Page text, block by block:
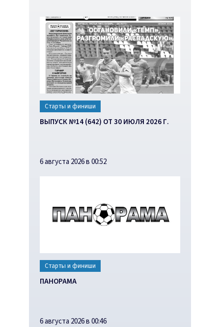
Старты и финиши
ВЫПУСК №14 (642) ОТ 30 ИЮЛЯ 2026 Г.
6 августа 2026 в 00:52
Старты и финиши
ПАНОРАМА
6 августа 2026 в 00:46